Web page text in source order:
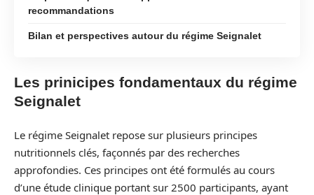
recommandations
Bilan et perspectives autour du régime Seignalet
Les prinicipes fondamentaux du régime
Seignalet
Le régime Seignalet repose sur plusieurs principes
nutritionnels clés, façonnés par des recherches
approfondies. Ces principes ont été formulés au cours
d’une étude clinique portant sur 2500 participants, ayant